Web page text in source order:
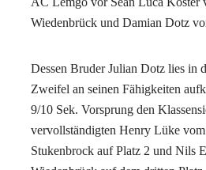
Wiedenbrück und Damian Dotz
Dessen Bruder Julian Dotz lies in
Zweifel an seinen Fähigkeiten
9/10 Sek. Vorsprung den
vervollständigten Henry Lüke
Stukenbrock auf Platz 2 und Nils